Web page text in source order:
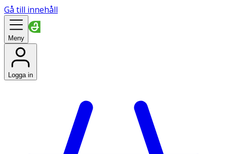
Gå till innehåll
Meny
Logga in